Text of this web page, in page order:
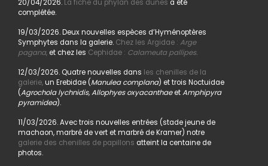
20/04/2026. La fiche du phylan des dunes a été
complétée.
19/03/2026. Deux nouvelles espèces d’Hyménoptères
Symphytes dans la galerie. Chez les Argidae : Arge
pagana,et chez les Cephidae : Calameuta pallipes.
12/03/2026. Quatre nouvelles dans les chenilles de la
galerie,un Erebidae (Manulea complana) et trois Noctuidae
(Agrochola lychnidis, Allophyes oxyacanthaeetAmphipyra
pyramidea).
11/03/2026. Avec trois nouvelles entrées (stade jeune de
machaon, marbré de vert et marbré de Kramer) notre
galerie des chenilles de papillons atteint la centaine de
photos.